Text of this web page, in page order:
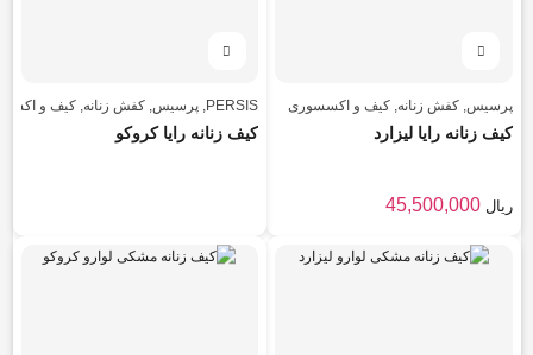
پرسیس,کفش زنانه,کیف و اکسسوری
کیف زنانه رایا لیزارد
45,500,000 ریال
PERSIS
, پرسیس, کفش زنانه, کیف و
کیف زنانه رایا کروکو